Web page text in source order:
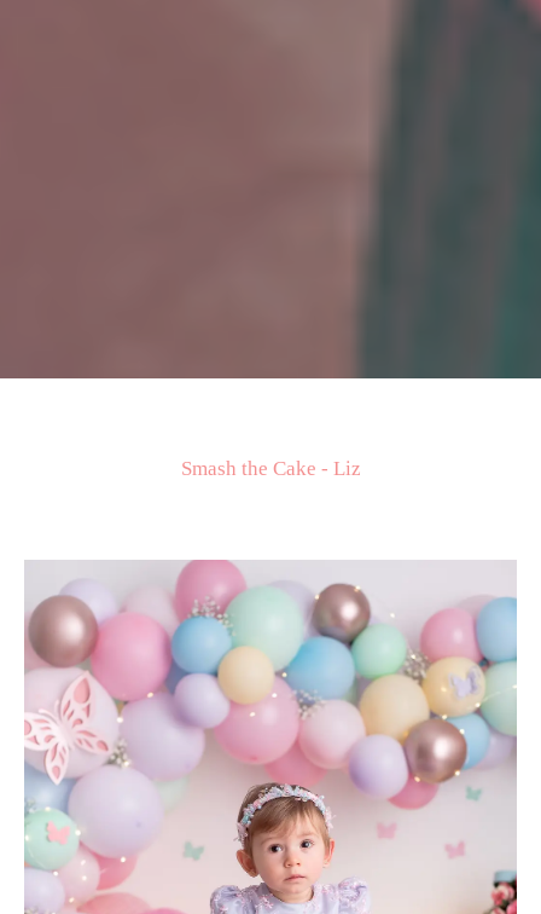
Smash the Cake - Liz